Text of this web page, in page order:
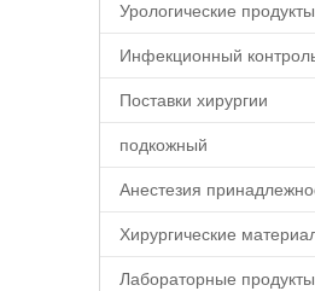
Поставки хирургии
подкожный
Лабораторные продукты